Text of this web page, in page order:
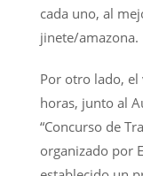
cada uno, al
jinete/amazona.
Por otro lado, el
horas, junto al
“Concurso de
organizado por